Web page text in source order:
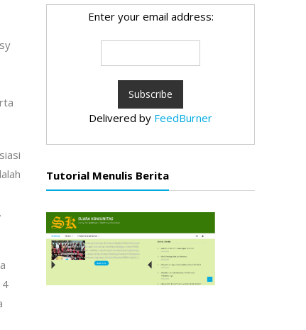
4
Enter your email address:
Delivered by FeedBurner
Tutorial Menulis Berita